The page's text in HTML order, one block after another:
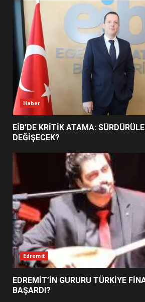
5
UZATILDI: NE
6
BURHANİYE
TURNUVASI
DEĞİŞTİRİYOR?
BURHANİYE
YENİ YÖNETİM
Haber
EİB’DE KRİTİK ATAMA:
DEĞİŞECEK?
Edremit
EDREMİT’İN GURURU TÜRKİYE
BAŞARDI?